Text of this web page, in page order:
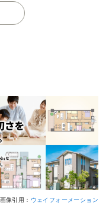
画像引用： ウェイフォーメーション